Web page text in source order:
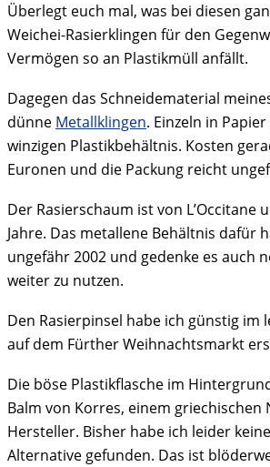
Überlegt euch mal, was bei diesen
Weichei-Rasierklingen für den
Vermögen so an Plastikmüll anfällt.
Dagegen das Schneidematerial
dünne Metallklingen. Einzeln in
winzigen Plastikbehältnis. Kosten
Euronen und die Packung reicht
Der Rasierschaum ist von L’Occitane
Jahre. Das metallene Behältnis dafür
ungefähr 2002 und gedenke es auch
weiter zu nutzen.
Den Rasierpinsel habe ich günstig im
auf dem Fürther Weihnachtsmarkt
Die böse Plastikflasche im
Balm von Korres, einem griechischen
Hersteller. Bisher habe ich leider
Alternative gefunden. Das ist